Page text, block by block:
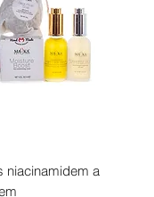
niacinamidem a